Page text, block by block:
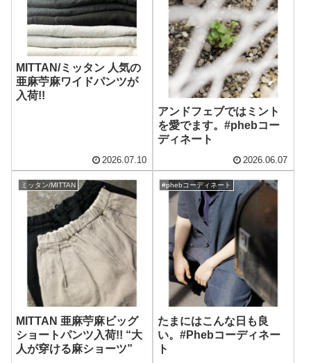
MITTAN/ミッタン 人気の
亜麻苧麻ワイドパンツが
入荷!!
2026.07.10
アンドフェブではミント
を愛でます。#phebコー
ディネート
2026.06.07
ミッタン/MITTAN
MITTAN 亜麻苧麻ビッグ
ショートパンツ入荷!! “大
人が穿ける麻ショーツ”
#phebコーディネート
たまにはこんな日も良
い。#Phebコーディネー
ト